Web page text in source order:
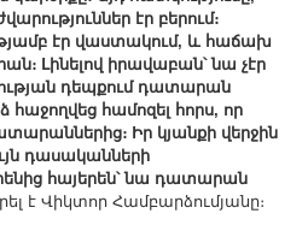
էր բերում։
էր վաստակում, և հաճախ
Լինելով իրավաբան՝ նա չէր
դեպքում դատարան
հաջողվեց համոզել հորս, որ
Իր կյանքի վերջին
դասականների
հայերեն՝ նա դատարան
է Վիկտոր Համբարձումյանը։